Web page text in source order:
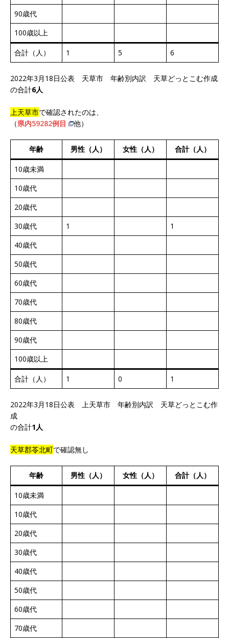
90歳代
100歳以上
合計（人） 1 5 6
2022年3月18日公表 天草市 年齢別内訳 天草どっとこむ作成
の合計6人
上天草市で確認されたのは、
（県内59282例目 他）
年齢 男性（人） 女性（人） 合計（人）
10歳未満
10歳代
20歳代
30歳代
1
1
40歳代
50歳代
60歳代
70歳代
80歳代
90歳代
100歳以上
合計（人） 1 0 1
2022年3月18日公表 上天草市 年齢別内訳 天草どっとこむ作
成
の合計1人
天草郡苓北町で確認無し
年齢 男性（人） 女性（人） 合計（人）
10歳未満
10歳代
20歳代
30歳代
40歳代
50歳代
60歳代
70歳代